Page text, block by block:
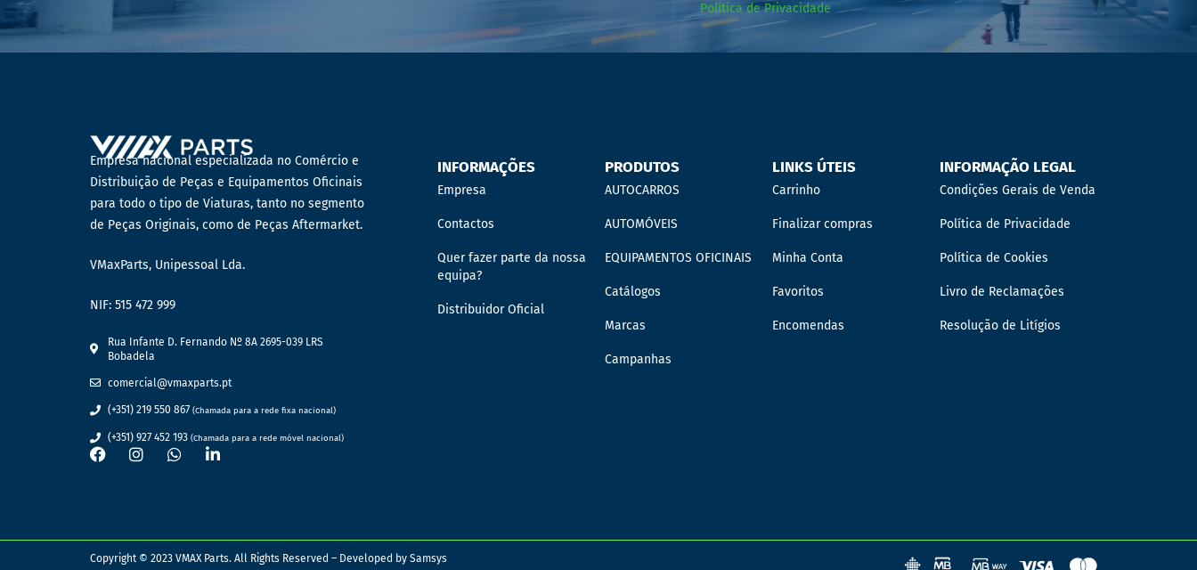
LÂMPADAS
PLAFONIERS
VIDROS FAROLINS
PAINÉIS DE DESTINO / ÁUDIO E ELÉTRICO
CAMPAINHAS E BESOUROS
CONSOLAS
CONVERSORES E TRANSFORMADORES
INDICADORES DESTINO
INDICADORES STOP
Política de Privacidade
Empresa nacional especializada no Comércio e
Distribuição de Peças e Equipamentos Oficinais
para todo o tipo de Viaturas, tanto no segmento
de Peças Originais, como de Peças Aftermarket.
VMaxParts, Unipessoal Lda.
NIF: 515 472 999
Rua Infante D. Fernando Nº 8A 2695-039 LRS
Bobadela
comercial@vmaxparts.pt
(+351) 219 550 867 (Chamada para a rede fixa nacional)
(+351) 927 452 193 (Chamada para a rede móvel nacional)
INFORMAÇÕES
Empresa
Contactos
Quer fazer parte da nossa
equipa?
Distribuidor Oficial
PRODUTOS
AUTOCARROS
AUTOMÓVEIS
EQUIPAMENTOS OFICINAIS
Catálogos
Marcas
Campanhas
LINKS ÚTEIS
Carrinho
Finalizar compras
Minha Conta
Favoritos
Encomendas
INFORMAÇÃO LEGAL
Condições Gerais de Venda
Política de Privacidade
Política de Cookies
Livro de Reclamações
Resolução de Litígios
Copyright © 2023 VMAX Parts. All Rights Reserved – Developed by Samsys